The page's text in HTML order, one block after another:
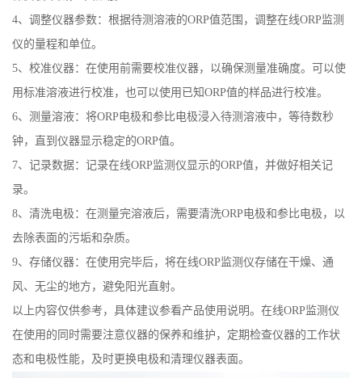
4、调整仪器参数：根据待测溶液的ORP值范围，调整在线ORP监测
仪的量程和单位。
5、校准仪器：在使用前需要校准仪器，以确保测量准确度。可以使
用标准溶液进行校准，也可以使用已知ORP值的样品进行校准。
6、测量溶液：将ORP电极和参比电极浸入待测溶液中，等待数秒
钟，直到仪器显示稳定的ORP值。
7、记录数据：记录在线ORP监测仪显示的ORP值，并做好相关记
录。
8、清洗电极：在测量完溶液后，需要清洗ORP电极和参比电极，以
去除表面的污垢和杂质。
9、存储仪器：在使用完毕后，将在线ORP监测仪存储在干燥、通
风、无尘的地方，避免阳光直射。
以上内容仅供参考，具体建议参看产品使用说明。 在线ORP监测仪
在使用的同时需要注意仪器的保养和维护，定期检查仪器的工作状
态和电极性能，及时更换电极和清理仪器表面。